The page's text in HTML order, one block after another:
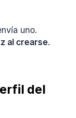
uno.
al crearse.
del